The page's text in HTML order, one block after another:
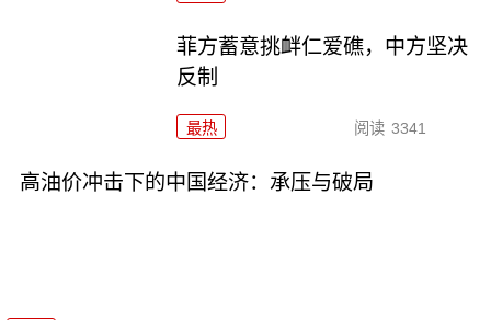
菲方蓄意挑衅仁爱礁，中方坚决
反制
最热 阅读 3341
高油价冲击下的中国经济：承压与破局